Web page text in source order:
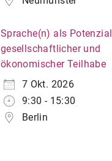
Sprache(n) als Potenzial
gesellschaftlicher und
ökonomischer Teilhabe
7 Okt. 2026
9:30 - 15:30
Berlin